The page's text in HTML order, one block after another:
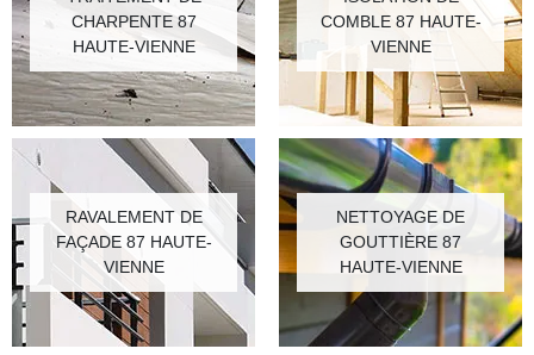
CHARPENTE 87
HAUTE-VIENNE
COMBLE 87 HAUTE-
VIENNE
RAVALEMENT DE
FAÇADE 87 HAUTE-
VIENNE
NETTOYAGE DE
GOUTTIÈRE 87
HAUTE-VIENNE